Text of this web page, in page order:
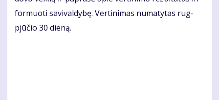
for­muo­ti sa­vi­val­dy­bę. Ver­ti­ni­mas nu­ma­ty­tas rug­
pjū­čio 30 die­ną.